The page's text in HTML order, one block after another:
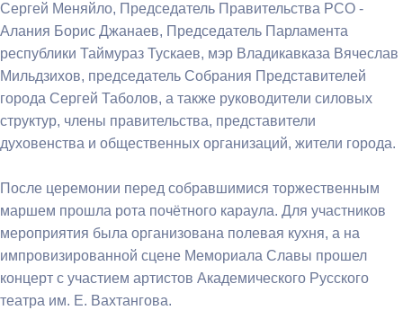
Сергей Меняйло, Председатель Правительства РСО -
Алания Борис Джанаев, Председатель Парламента
республики Таймураз Тускаев, мэр Владикавказа Вячеслав
Мильдзихов, председатель Собрания Представителей
города Сергей Таболов, а также руководители силовых
структур, члены правительства, представители
духовенства и общественных организаций, жители города.
После церемонии перед собравшимися торжественным
маршем прошла рота почётного караула. Для участников
мероприятия была организована полевая кухня, а на
импровизированной сцене Мемориала Славы прошел
концерт с участием артистов Академического Русского
театра им. Е. Вахтангова.